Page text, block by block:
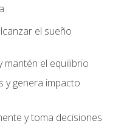
el sueño
mantén el equilibrio
y genera impacto
y toma decisiones